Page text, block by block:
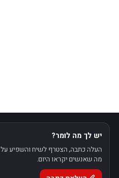
יש לך מה לומר?
העלה כתבה, הצטרף לשיח והשפיע על
מה שאנשים יקראו היום.